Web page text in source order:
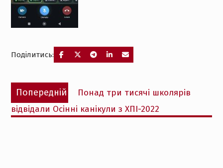
Поділитись:
Навігація
записів
Попередній
Попередній
запис:
Понад три тисячі школярів
відвідали Осінні канікули з ХПІ-2022